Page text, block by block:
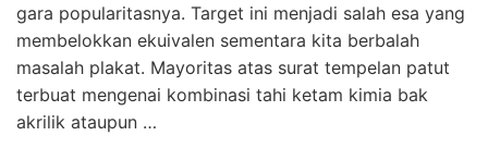
gara popularitasnya. Target ini menjadi salah esa yang
membelokkan ekuivalen sementara kita berbalah
masalah plakat. Mayoritas atas surat tempelan patut
terbuat mengenai kombinasi tahi ketam kimia bak
akrilik ataupun …